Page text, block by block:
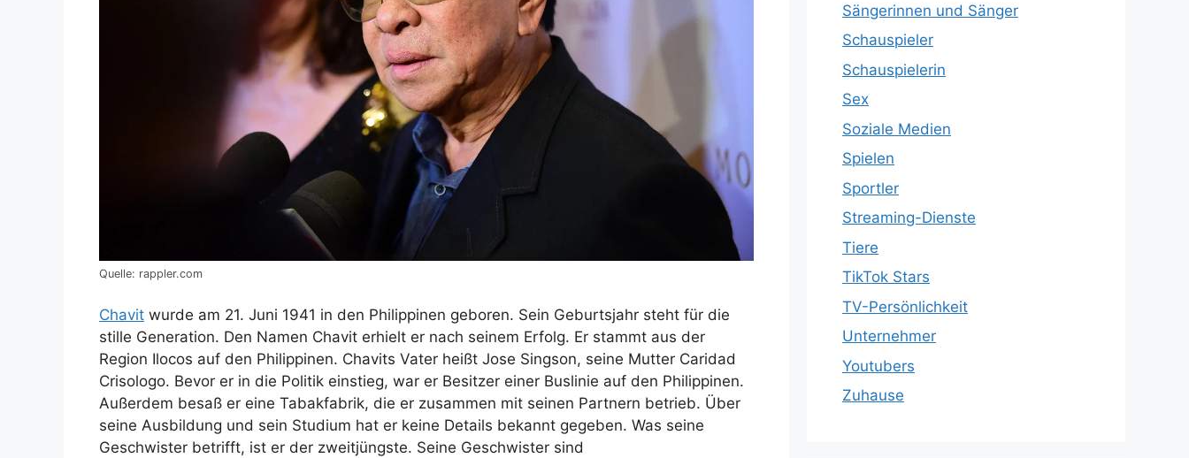
Quelle: rappler.com
Chavit wurde am 21. Juni 1941 in den Philippinen geboren. Sein Geburtsjahr steht für die
stille Generation. Den Namen Chavit erhielt er nach seinem Erfolg. Er stammt aus der
Region Ilocos auf den Philippinen. Chavits Vater heißt Jose Singson, seine Mutter Caridad
Crisologo. Bevor er in die Politik einstieg, war er Besitzer einer Buslinie auf den Philippinen.
Außerdem besaß er eine Tabakfabrik, die er zusammen mit seinen Partnern betrieb. Über
seine Ausbildung und sein Studium hat er keine Details bekannt gegeben. Was seine
Geschwister betrifft, ist er der zweitjüngste. Seine Geschwister sind
Sängerinnen und Sänger
Schauspieler
Schauspielerin
Sex
Soziale Medien
Spielen
Sportler
Streaming-Dienste
Tiere
TikTok Stars
TV-Persönlichkeit
Unternehmer
Youtubers
Zuhause